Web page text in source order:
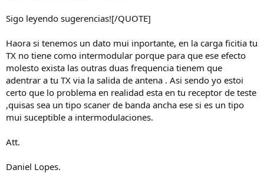
Sigo leyendo sugerencias![/QUOTE]
Haora si tenemos un dato mui inportante, en la carga ficitia tu
TX no tiene como intermodular porque para que ese efecto
molesto exista las outras duas frequencia tienem que
adentrar a tu TX via la salida de antena . Asi sendo yo estoi
certo que lo problema en realidad esta en tu receptor de teste
,quisas sea un tipo scaner de banda ancha ese si es un tipo
mui suceptible a intermodulaciones.
Att.
Daniel Lopes.